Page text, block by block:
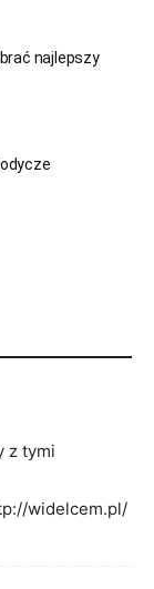
najlepszy
z tymi
widelcem.pl/